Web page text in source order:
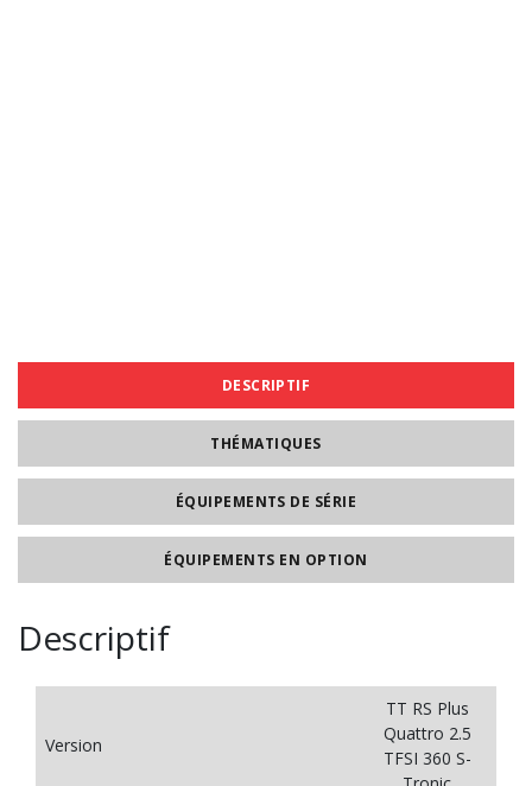
DESCRIPTIF
THÉMATIQUES
ÉQUIPEMENTS DE SÉRIE
ÉQUIPEMENTS EN OPTION
Descriptif
Version
TT RS Plus
Quattro 2.5
TFSI 360 S-